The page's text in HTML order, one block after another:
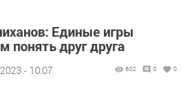
Единые игры
понять друг друга
- 10:07 602 0 0